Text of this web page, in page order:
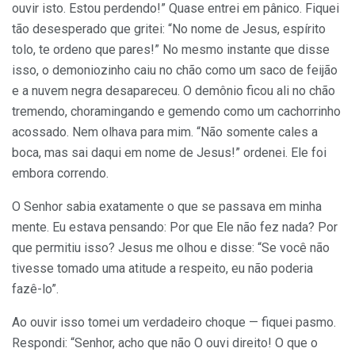
ouvir isto. Estou perdendo!” Quase entrei em pânico. Fiquei
tão desesperado que gritei: “No nome de Jesus, espírito
tolo, te ordeno que pares!” No mesmo instante que disse
isso, o demoniozinho caiu no chão como um saco de feijão
e a nuvem negra desapareceu. O demônio ficou ali no chão
tremendo, choramingando e gemendo como um cachorrinho
acossado. Nem olhava para mim. “Não somente cales a
boca, mas sai daqui em nome de Jesus!” ordenei. Ele foi
embora correndo.
O Senhor sabia exatamente o que se passava em minha
mente. Eu estava pensando: Por que Ele não fez nada? Por
que permitiu isso? Jesus me olhou e disse: “Se você não
tivesse tomado uma atitude a respeito, eu não poderia
fazê-lo”.
Ao ouvir isso tomei um verdadeiro choque — fiquei pasmo.
Respondi: “Senhor, acho que não O ouvi direito! O que o